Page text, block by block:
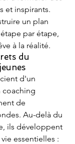
et inspirants.
un plan
par étape,
à la réalité.
du
d'un
coaching
de
Au-delà du
ils développent
essentielles :